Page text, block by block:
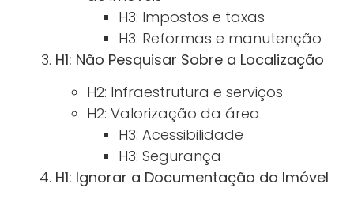
H3: Impostos e taxas
H3: Reformas e manutenção
H1: Não Pesquisar Sobre a Localização
H2: Infraestrutura e serviços
H2: Valorização da área
H3: Acessibilidade
H3: Segurança
H1: Ignorar a Documentação do Imóvel